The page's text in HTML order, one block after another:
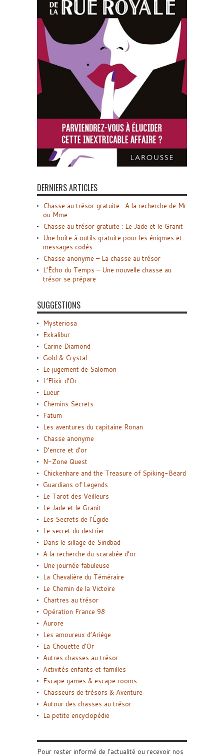
DERNIERS ARTICLES
Chasse au trésor gratuite : A la recherche de Mr
ou Mme
Chasse au trésor gratuite : Le Jade et le Granit
Une boîte à outils gratuite pour les énigmes et
messages codés
Chasse anonyme – La chasse au trésor
L’Écho du Temps – Une nouvelle chasse au
trésor se prépare
SUGGESTIONS
Mysteriosa
Exkalibur
Carine Diamond
Gold & Crystal
Le jugement de Salomon
L’Elixir d’Or
Lueur
Chemins Secrets
Fatum
Les aventures du capitaine Ronan
Chasse anonyme
D’encre et d’or
N-Zone Quest
Chickenhare and the Treasure of Spiking-Beard
Guardians of Legends
Le Tarot des Veilleurs
Le Jade et le Granit
Les Secrets de l’Égide
Le secret du destrier
Dans le sillage de Sindbad
A la recherche du scarabée d’or
Une journée fabuleuse
La Chevalière du Téméraire
Le Chemin de la Victoire
Chartres au trésor
Opération France 98
Aurore
Les amoureux d’Ariège
La Chouette d’Or
Autres chasses au trésor
Activités enfants et familles
Escape games & escape rooms
Chasseurs de trésors & Aventure
Autour des chasses au trésor
La petite encyclopédie
Pour rester informé de l'actualité ou recevoir nos